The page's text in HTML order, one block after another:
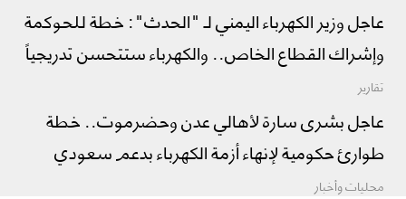
عاجل وزير الكهرباء اليمني لـ "الحدث": خطة للحوكمة
وإشراك القطاع الخاص.. والكهرباء ستتحسن تدريجياً
تقارير
عاجل بشرى سارة لأهالي عدن وحضرموت.. خطة
طوارئ حكومية لإنهاء أزمة الكهرباء بدعم سعودي
محليات وأخبار